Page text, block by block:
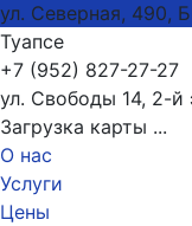
ул. Северная, 490,
Туапсе
+7 (952) 827-27-27
ул. Свободы 14, 2-й
Загрузка карты ...
О нас
Услуги
Цены